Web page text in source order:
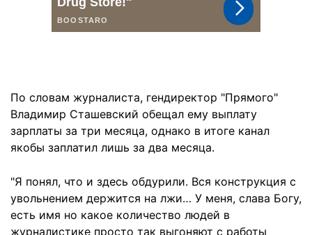
По словам журналиста, гендиректор "Прямого"
Владимир Сташевский обещал ему выплату
зарплаты за три месяца, однако в итоге канал
якобы заплатил лишь за два месяца.
"Я понял, что и здесь обдурили. Вся конструкция с
увольнением держится на лжи… У меня, слава Богу,
есть имя но какое количество людей в
журналистике просто так выгоняют с работы